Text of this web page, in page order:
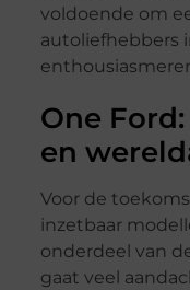
voldoende om
autoliefhebbers
One
en
Voor de
inzetbaar
onderdeel van
gaat veel